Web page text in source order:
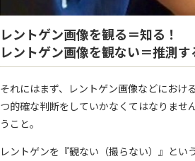
レントゲン画像を観る＝知る！
レントゲン画像を観ない＝推測す
それにはまず、レントゲン画像などにおけ
つ的確な判断をしていかなくてはなりませ
うこと。
レントゲンを『観ない（撮らない）』と